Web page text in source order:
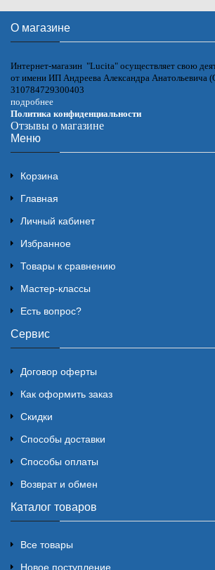
О магазине
Интернет-магазин "Lucita" осуществляет свою
от имени ИП Андреева Александра
310784729300403
подробнее
Политика конфиденциальности
Отзывы о магазине
Меню
Корзина
Главная
Личный кабинет
Избранное
Товары к сравнению
Мастер-классы
Есть вопрос?
Сервис
Договор оферты
Как оформить заказ
Скидки
Способы доставки
Способы оплаты
Возврат и обмен
Каталог товаров
Все товары
Новое поступление